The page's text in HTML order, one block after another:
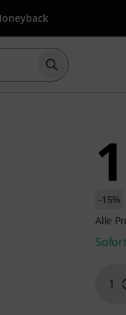
Suche mit
-15%
Alle
1